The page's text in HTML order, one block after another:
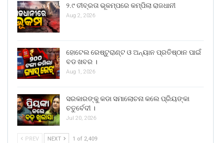
୨.୯ ତୀବ୍ରତା ଭୂକମ୍ପରେ କମ୍ପିଲା ରାଜଧାନୀ
Aug 2, 2026
ହୋଟେଲ ରେଷ୍ଟୁରାଣ୍ଟ ଓ ଅନ୍ୟାନ ପ୍ରତିଷ୍ଠାନ ପାଇଁ
ବଡ ଖବର ।
Aug 1, 2026
ସରକାରଙ୍କୁ କଡା ସମାଲୋଚନା କଲେ ପ୍ରିୟଙ୍କା
ଚତୁର୍ବେଦୀ ।
Jul 20, 2026
PREV NEXT 1 of 2,409